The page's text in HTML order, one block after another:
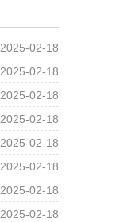
2025-02-18
2025-02-18
2025-02-18
2025-02-18
2025-02-18
2025-02-18
2025-02-18
2025-02-18